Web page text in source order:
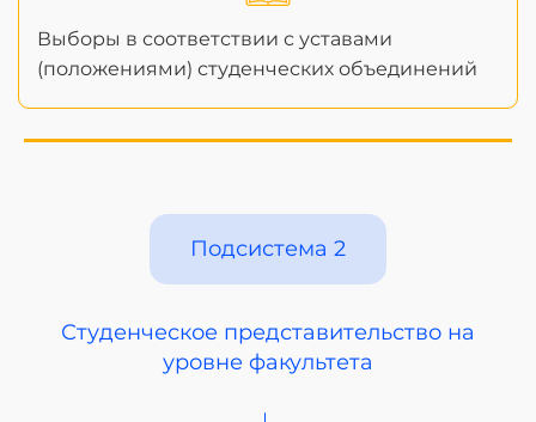
Выборы в соответствии с уставами
(положениями) студенческих объединений
Подсистема 2
Студенческое представительство на
уровне факультета